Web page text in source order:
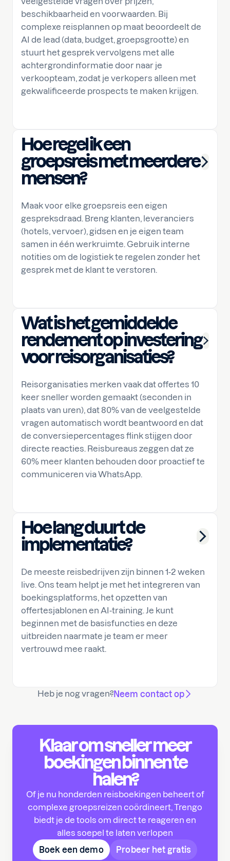
beschikbaarheid en voorwaarden. Bij
complexe reisplannen op maat beoordeelt de
AI de lead (data, budget, groepsgrootte) en
stuurt het gesprek vervolgens met alle
achtergrondinformatie door naar je
verkoopteam, zodat je verkopers alleen met
gekwalificeerde prospects te maken krijgen.
Hoe regel ik een
groepsreis met meerdere
mensen?
Maak voor elke groepsreis een eigen
gespreksdraad. Breng klanten, leveranciers
(hotels, vervoer), gidsen en je eigen team
samen in één werkruimte. Gebruik interne
notities om de logistiek te regelen zonder het
gesprek met de klant te verstoren.
Wat is het gemiddelde
rendement op investering
voor reisorganisaties?
Reisorganisaties merken vaak dat offertes 10
keer sneller worden gemaakt (seconden in
plaats van uren), dat 80% van de veelgestelde
vragen automatisch wordt beantwoord en dat
de conversiepercentages flink stijgen door
directe reacties. Reisbureaus zeggen dat ze
60% meer klanten behouden door proactief te
communiceren via WhatsApp.
Hoe lang duurt de
implementatie?
De meeste reisbedrijven zijn binnen 1-2 weken
live. Ons team helpt je met het integreren van
boekingsplatforms, het opzetten van
offertesjablonen en AI-training. Je kunt
beginnen met de basisfuncties en deze
uitbreiden naarmate je team er meer
vertrouwd mee raakt.
Heb je nog vragen?Neem contact op
Klaar om sneller meer
boekingen binnen te
halen?
Of je nu honderden reisboekingen beheert of
complexe groepsreizen coördineert, Trengo
biedt je de tools om direct te reageren en
alles soepel te laten verlopen
Boek een demo
Probeer het gratis